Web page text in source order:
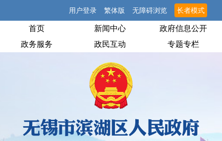
用户登录 繁体版 无障碍浏览 长者模式
首页 新闻中心
政府信息公开
政务服务
政民互动 专题专栏